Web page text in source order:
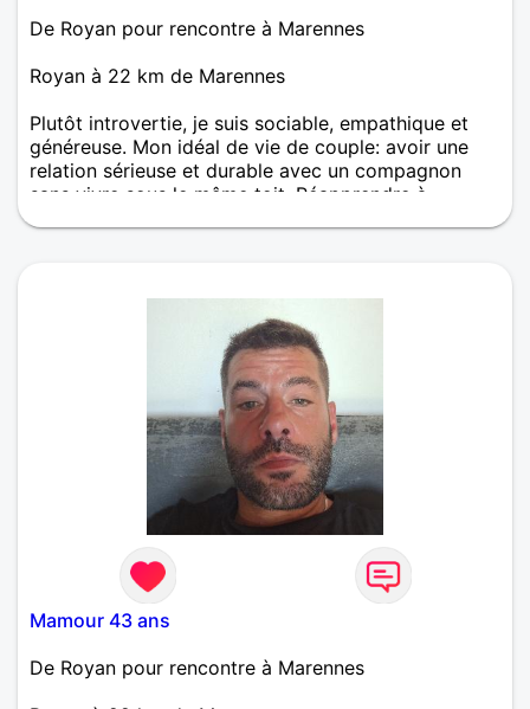
De Royan pour rencontre à Marennes
Royan à 22 km de Marennes
Plutôt introvertie, je suis sociable, empathique et
généreuse. Mon idéal de vie de couple: avoir une
relation sérieuse et durable avec un compagnon
sans vivre sous le même toit. Réapprendre à
et susceptible, c’est-à-dire sensible aux remarques.
Mamour 43 ans
De Royan pour rencontre à Marennes